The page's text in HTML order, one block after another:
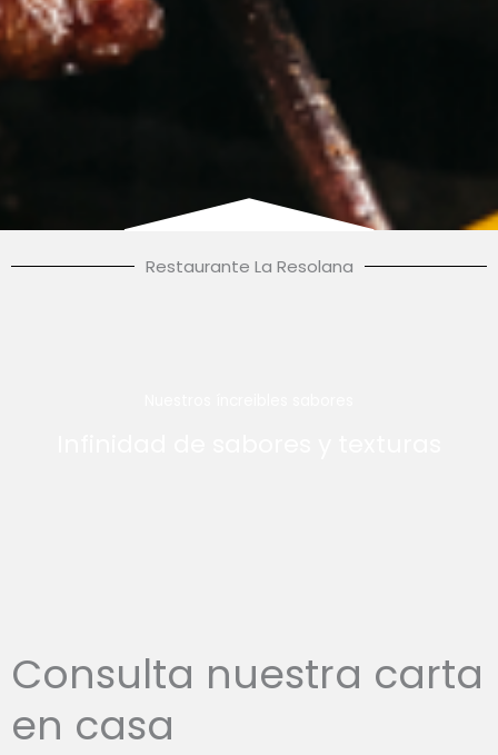
Restaurante La Resolana
Consulta nuestra carta
en casa